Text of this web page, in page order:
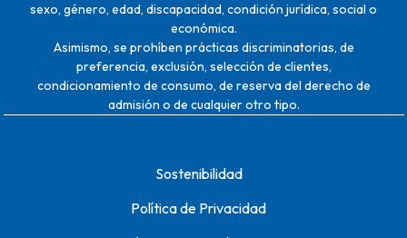
sexo, género, edad, discapacidad, condición jurídica, social o
económica.
Asimismo, se prohíben prácticas discriminatorias, de
preferencia, exclusión, selección de clientes,
condicionamiento de consumo, de reserva del derecho de
admisión o de cualquier otro tipo.
Sostenibilidad
Política de Privacidad